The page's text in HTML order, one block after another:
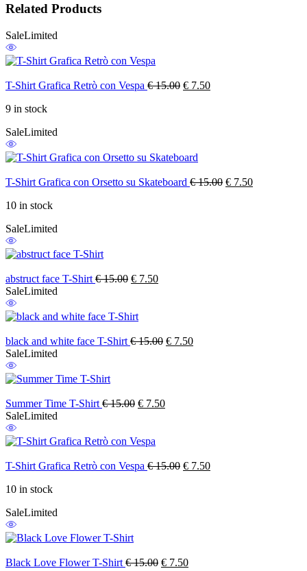
Related Products
SaleLimited
T-Shirt Grafica Retrò con Vespa €15.00 Original
€ 7.50Current
9 in stock
SaleLimited
T-Shirt Grafica con Orsetto su Skateboard €15.00 Original
€ 7.50Current
10 in stock
SaleLimited
abstruct face T-Shirt €15.00 Original
€ 15.00.
€ 7.50Current
SaleLimited
black and white face T-Shirt €15.00 Original
€ 7.50Current
SaleLimited
Summer Time T-Shirt €15.00 Original
€ 15.00.
€ 7.50Current
SaleLimited
T-Shirt Grafica Retrò con Vespa €15.00 Original
€ 7.50Current
10 in stock
SaleLimited
Black Love Flower T-Shirt €15.00 Original
€ 7.50Current